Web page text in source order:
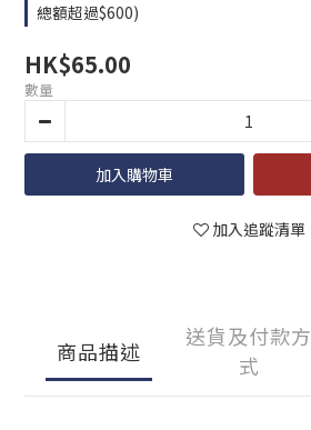
總額超過$600)
HK$65.00
數量
加入購物車
加入追蹤清單
商品描述
送貨及付款方
式